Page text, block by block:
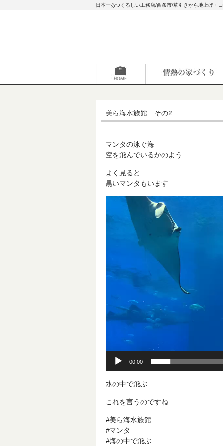
日本一あつくるしい工務店/西条市/草引きから地上げ・
美ら海水族館 その2
マンタの泳ぐ海
空を飛んでいるかのよう
よく見ると
黒いマンタもいます
00:00
水の中で飛ぶ
これを言うのですね
#美ら海水族館
#マンタ
#海の中で飛ぶ